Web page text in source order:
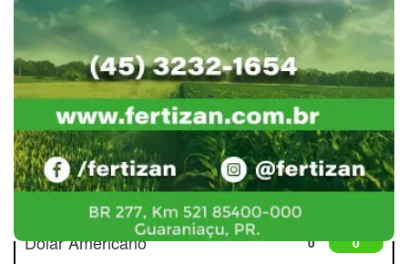
Cotações
Dólar Americano 0 0